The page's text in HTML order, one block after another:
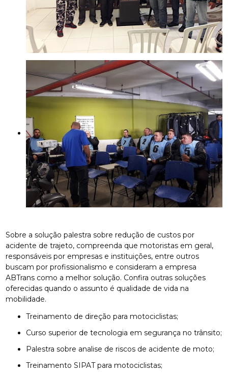
Sobre a solução palestra sobre redução de custos por
acidente de trajeto, compreenda que motoristas em geral,
responsáveis por empresas e instituições, entre outros
buscam por profissionalismo e consideram a empresa
ABTrans como a melhor solução. Confira outras soluções
oferecidas quando o assunto é qualidade de vida na
mobilidade.
treinamento de direção para motociclistas;
curso superior de tecnologia em segurança no trânsito;
palestra sobre analise de riscos de acidente de moto;
treinamento SIPAT para motociclistas;